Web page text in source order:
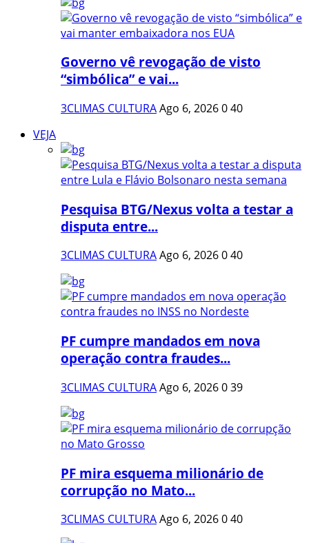
Governo vê revogação de visto
“simbólica” e vai...
3CLIMAS CULTURAAgo 6, 2026040
VEJA
Pesquisa BTG/Nexus volta a testar a
disputa entre...
3CLIMAS CULTURAAgo 6, 2026040
PF cumpre mandados em nova
operação contra fraudes...
3CLIMAS CULTURAAgo 6, 2026039
PF mira esquema milionário de
corrupção no Mato...
3CLIMAS CULTURAAgo 6, 2026040